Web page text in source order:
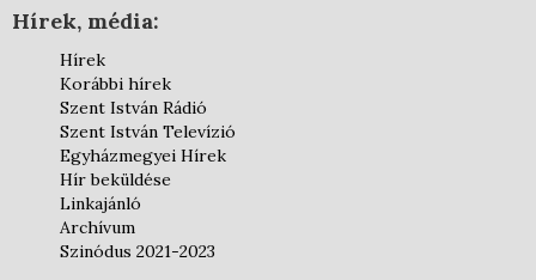
Hírek, média:
Hírek
Korábbi hírek
Szent István Rádió
Szent István Televízió
Egyházmegyei Hírek
Hír beküldése
Linkajánló
Archívum
Szinódus 2021-2023